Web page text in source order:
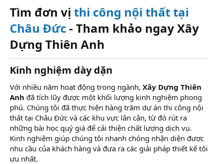
Tìm đơn vị thi công nội thất tại
Châu Đức- Tham khảo ngay Xây
Dựng Thiên Anh
Kinh nghiệm dày dặn
Với nhiều năm hoạt động trong ngành, Xây Dựng Thiên
Anh đã tích lũy được một khối lượng kinh nghiệm phong
phú. Chúng tôi đã thực hiện hàng trăm dự án thi công nội
thất tại Châu Đức và các khu vực lân cận, từ đó rút ra
những bài học quý giá để cải thiện chất lượng dịch vụ.
Kinh nghiệm giúp chúng tôi nhanh chóng nhận diện được
nhu cầu của khách hàng và đưa ra các giải pháp thiết kế tối
ưu nhất.